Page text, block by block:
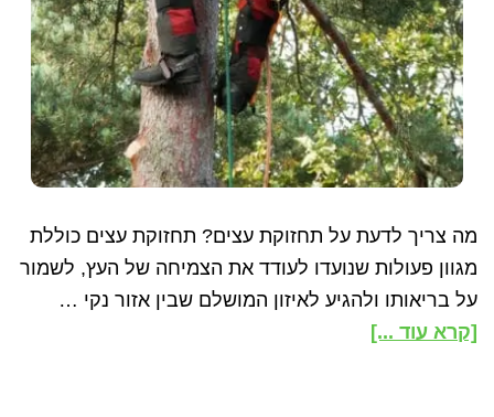
מה צריך לדעת על תחזוקת עצים? תחזוקת עצים כוללת
מגוון פעולות שנועדו לעודד את הצמיחה של העץ, לשמור
על בריאותו ולהגיע לאיזון המושלם שבין אזור נקי …
[קרא עוד ...]about